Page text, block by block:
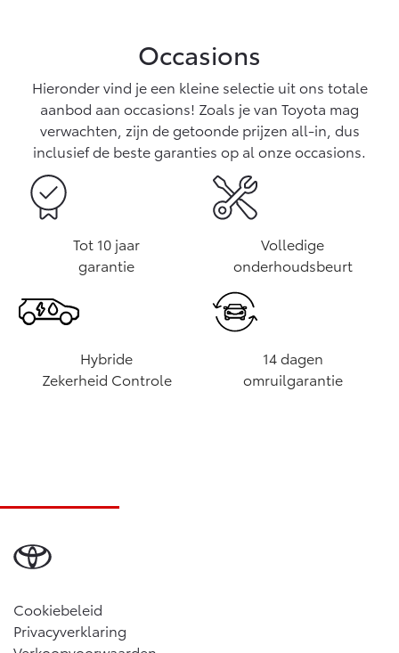
Occasions
Hieronder vind je een kleine selectie uit ons totale
aanbod aan occasions! Zoals je van Toyota mag
verwachten, zijn de getoonde prijzen all-in, dus
inclusief de beste garanties op al onze occasions.
Tot 10 jaar
garantie
Volledige
onderhoudsbeurt
Hybride
Zekerheid Controle
14 dagen
omruilgarantie
Cookiebeleid
Privacyverklaring